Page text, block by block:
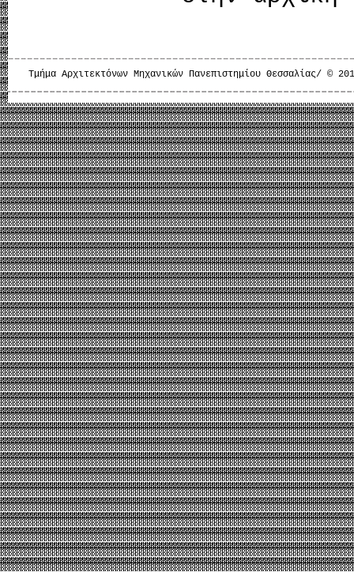
Τμήμα Αρχιτεκτόνων Μηχανικών Πανεπιστημίου Θεσσαλίας/ ©